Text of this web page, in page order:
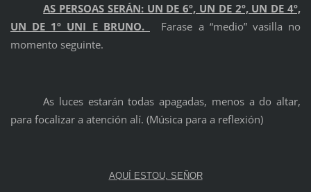
AS PERSOAS SERÁN: UN DE 6º, UN DE 2º, UN DE 4º,
UN DE 1º UNI E BRUNO.
Farase a “medio” vasilla no
momento seguinte.
As luces estarán todas apagadas, menos a do altar,
para focalizar a atención alí. (Música para a reflexión)
AQUÍ ESTOU, SEÑOR